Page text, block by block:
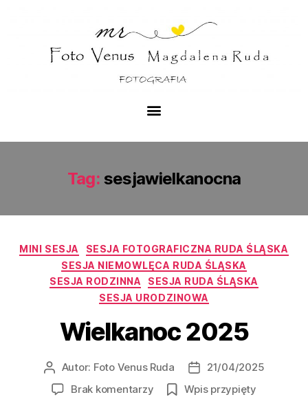
Tag: sesjawielkanocna
MINI SESJA
SESJA FOTOGRAFICZNA RUDA ŚLĄSKA
SESJA NIEMOWLĘCA RUDA ŚLĄSKA
SESJA RODZINNA
SESJA RUDA ŚLĄSKA
SESJA URODZINOWA
Wielkanoc 2025
Autor: Foto Venus Ruda
21/04/2025
Brak komentarzy
Wpis przypięty